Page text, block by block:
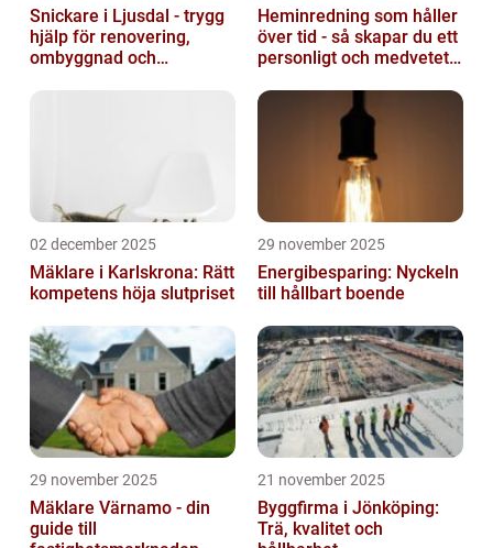
Snickare i Ljusdal - trygg
hjälp för renovering,
ombyggnad och
Heminredning som håller
över tid - så skapar du ett
personligt och medvetet
02 december 2025
Mäklare i Karlskrona: Rätt
kompetens höja slutpriset
29 november 2025
Energibesparing: Nyckeln
till hållbart boende
29 november 2025
Mäklare Värnamo - din
guide till
21 november 2025
Byggfirma i Jönköping:
Trä, kvalitet och